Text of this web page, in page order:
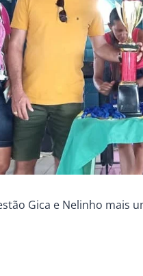
Gica e Nelinho mais